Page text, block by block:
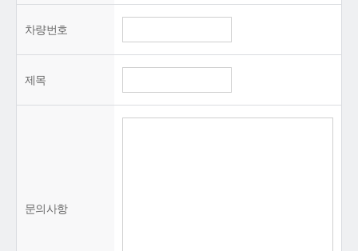
차량번호
제목
문의사항